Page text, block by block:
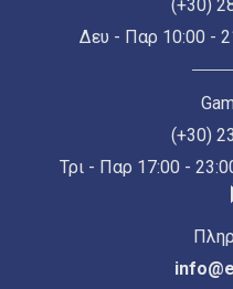
(+30)
Δευ - Παρ 10:00 -
(+30)
Τρι - Παρ 17:00 -